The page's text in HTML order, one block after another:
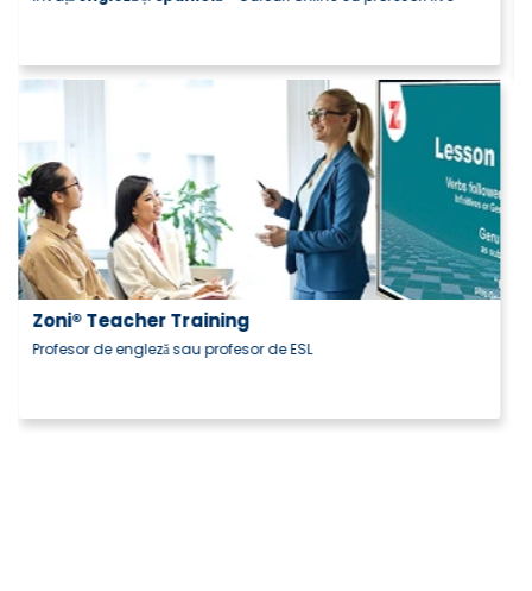
Pentru mai multe informatii
Click aici!